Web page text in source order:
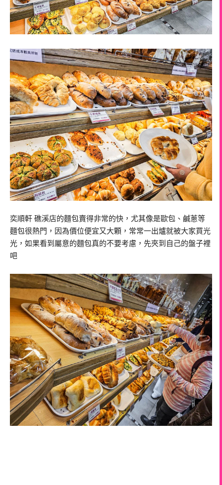
奕順軒 礁溪店的麵包賣得非常的快，尤其像是歐包、鹹蔥等
麵包很熱門，因為價位便宜又大顆，常常一出爐就被大家買光
光，如果看到屬意的麵包真的不要考慮，先夾到自己的盤子裡
吧